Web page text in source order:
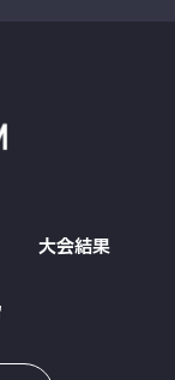
大会結果